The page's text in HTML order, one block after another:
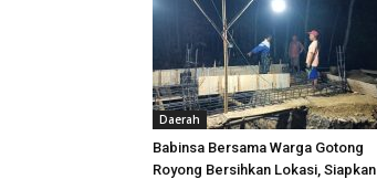
Daerah
Babinsa Bersama Warga Gotong
Royong Bersihkan Lokasi, Siapkan